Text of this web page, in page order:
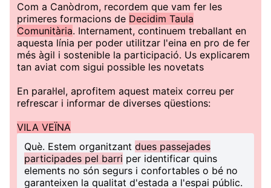
Com a Canòdrom, recordem que vam fer les
primeres formacions de Decidim Taula
Comunitària. Internament, continuem treballant en
aquesta línia per poder utilitzar l'eina en pro de fer
més àgil i sostenible la participació. Us explicarem
tan aviat com sigui possible les novetats
En paral·lel, aprofitem aquest mateix correu per
refrescar i informar de diverses qüestions:
VILA VEÏNA
Què. Estem organitzant dues passejades
participades pel barri per identificar quins
elements no són segurs i confortables o bé no
garanteixen la qualitat d'estada a l'espai públic.